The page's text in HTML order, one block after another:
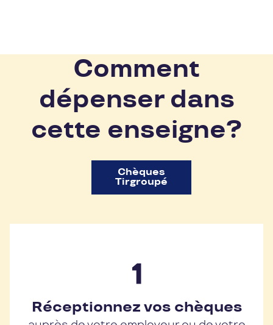
Comment
dépenser dans
cette enseigne?
Chèques
Tirgroupé
Réceptionnez vos chèques